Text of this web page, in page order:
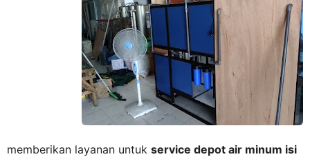
memberikan layanan untuk service depot air minum isi